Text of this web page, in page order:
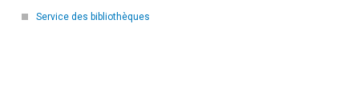
Service des bibliothèques